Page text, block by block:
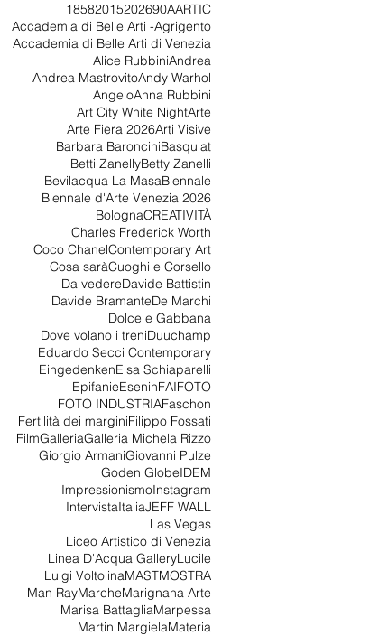
18582015202690AARTIC
Accademia di Belle Arti -Agrigento
Accademia di Belle Arti di Venezia
Alice RubbiniAndrea
Andrea MastrovitoAndy Warhol
AngeloAnna Rubbini
Art City White NightArte
Arte Fiera 2026Arti Visive
Barbara BaronciniBasquiat
Betti ZanellyBetty Zanelli
Bevilacqua La MasaBiennale
Biennale d'Arte Venezia 2026
BolognaCREATIVITÀ
Charles Frederick Worth
Coco ChanelContemporary Art
Cosa saràCuoghi e Corsello
Da vedereDavide Battistin
Davide BramanteDe Marchi
Dolce e Gabbana
Dove volano i treniDuuchamp
Eduardo Secci Contemporary
EingedenkenElsa Schiaparelli
EpifanieEseninFAIFOTO
FOTO INDUSTRIAFaschon
Fertilità dei marginiFilippo Fossati
FilmGalleriaGalleria Michela Rizzo
Giorgio ArmaniGiovanni Pulze
Goden GlobeIDEM
ImpressionismoInstagram
IntervistaItaliaJEFF WALL
Las Vegas
Liceo Artistico di Venezia
Linea D'Acqua GalleryLucile
Luigi VoltolinaMASTMOSTRA
Man RayMarcheMarignana Arte
Marisa BattagliaMarpessa
Martin MargielaMateria